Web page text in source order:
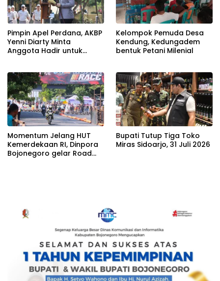
Pimpin Apel Perdana, AKBP
Yenni Diarty Minta
Anggota Hadir untuk
Kelompok Pemuda Desa
Kendung, Kedungadem
bentuk Petani Milenial
Momentum Jelang HUT
Kemerdekaan RI, Dinpora
Bojonegoro gelar Road
Bupati Tutup Tiga Toko
Miras Sidoarjo, 31 Juli 2026